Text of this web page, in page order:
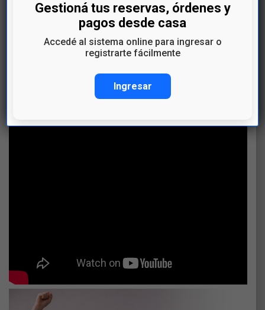
Gestioná tus reservas, órdenes y
pagos desde casa
Accedé al sistema online para ingresar o
registrarte fácilmente
Ingresar